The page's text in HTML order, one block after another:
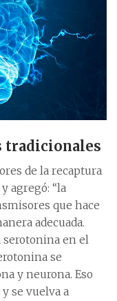
tradicionales
de la recaptura
agregó: “la
que hace
adecuada.
en el
se
y neurona. Eso
se vuelva a